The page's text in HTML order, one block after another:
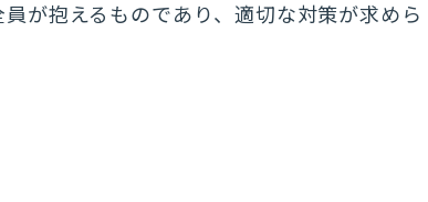
が抱えるものであり、適切な対策が求めら